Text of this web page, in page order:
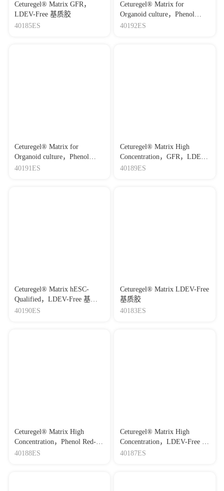
Ceturegel® Matrix GFR，
LDEV-Free 基质胶
40185ES
Ceturegel® Matrix for
Organoid culture，Phenol
Red-Free，LDEV-Free Plus 基
40192ES
Ceturegel® Matrix for
Organoid culture，Phenol
Red-Free，LDEV-Free 基质胶
40191ES
Ceturegel® Matrix High
Concentration，GFR，LDEV-
Free 基质胶
40189ES
Ceturegel® Matrix hESC-
Qualified，LDEV-Free 基质
胶
40190ES
Ceturegel® Matrix LDEV-Free
基质胶
40183ES
Ceturegel® Matrix High
Concentration，Phenol Red-
Free，LDEV-Free基质胶
40188ES
Ceturegel® Matrix High
Concentration，LDEV-Free 基
质胶
40187ES